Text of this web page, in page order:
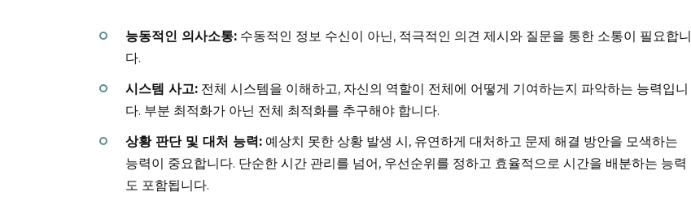
능동적인 의사소통: 수동적인 정보 수신이 아닌, 적극적인 의견 제시와 질문을 통한 소통이 필요합니
다.
시스템 사고: 전체 시스템을 이해하고, 자신의 역할이 전체에 어떻게 기여하는지 파악하는 능력입니
다. 부분 최적화가 아닌 전체 최적화를 추구해야 합니다.
상황 판단 및 대처 능력: 예상치 못한 상황 발생 시, 유연하게 대처하고 문제 해결 방안을 모색하는
능력이 중요합니다. 단순한 시간 관리를 넘어, 우선순위를 정하고 효율적으로 시간을 배분하는 능력
도 포함됩니다.